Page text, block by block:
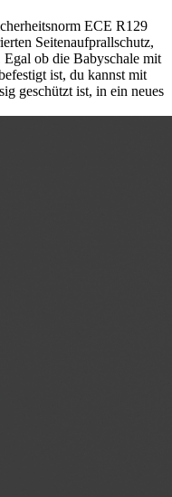
ECE R129
Seitenaufprallschutz,
ob die Babyschale mit
ist, du kannst mit
geschützt ist, in ein neues